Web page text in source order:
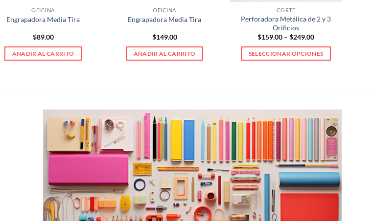
OFICINA
Engrapadora Media Tira
$89.00
AÑADIR AL CARRITO
OFICINA
Engrapadora Media Tira
$149.00
AÑADIR AL CARRITO
CORTE
Perforadora Metálica de 2 y 3
Orificios
$159.00 – $249.00Price
$159.00
through
SELECCIONAR OPCIONES
variantes.
elegir
en
la